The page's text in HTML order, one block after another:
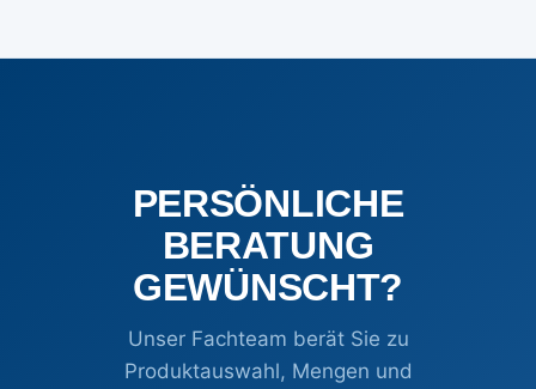
PERSÖNLICHE
BERATUNG
GEWÜNSCHT?
Unser Fachteam berät Sie zu
Produktauswahl, Mengen und